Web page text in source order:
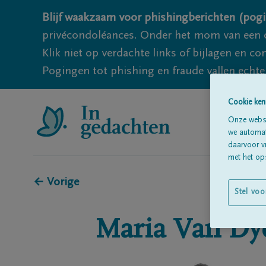
Blijf waakzaam voor phishingberichten
privécondoléances. Onder het mom van
Klik niet op verdachte links of bijlagen en
Pogingen tot phishing en fraude vallen
← Vorige
Maria Van
Cookie
Onze
we
daarvoor
met het
Stel